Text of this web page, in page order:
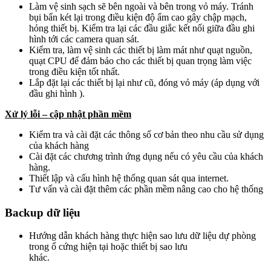
Làm vệ sinh sạch sẽ bên ngoài và bên trong vỏ máy. Tránh
bụi bẩn két lại trong điều kiện độ ẩm cao gây chập mạch,
hỏng thiết bị. Kiểm tra lại các đầu giắc kết nối giữa đầu ghi
hình tới các camera quan sát.
Kiểm tra, làm vệ sinh các thiết bị làm mát như quạt nguồn,
quạt CPU để đảm bảo cho các thiết bị quan trọng làm việc
trong điều kiện tốt nhất.
Lắp đặt lại các thiết bị lại như cũ, đóng vỏ máy (áp dụng với
đầu ghi hình ).
Xử lý lỗi – cập nhật phần mềm
Kiểm tra và cài đặt các thông số cơ bản theo nhu cầu sử dụng
của khách hàng
Cài đặt các chương trình ứng dụng nếu có yêu cầu của khách
hàng.
Thiết lập và cấu hình hệ thống quan sát qua internet.
Tư vấn và cài đặt thêm các phần mềm nâng cao cho hệ thống
Backup dữ liệu
Hướng dẫn khách hàng thực hiện sao lưu dữ liệu dự phòng
trong ổ cứng hiện tại hoặc thiết bị sao lưu
khác.